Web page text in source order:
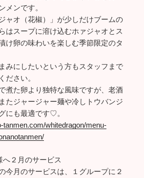
メンです。
ャオ（花椒）」が少しだけブームの
はスープに溶け込むホァジャオとス
け卵の味わいを楽しむ季節限定のタ
みにしたいという方もスタッフまで
ださい。
煮た卵より独特な風味ですが、老酒
たジャージャー麺や冷しトウバンジ
にも最適です♡。
tanmen.com/whitedragon/menu-
２月のサービス
今月のサービスは、１グループに２